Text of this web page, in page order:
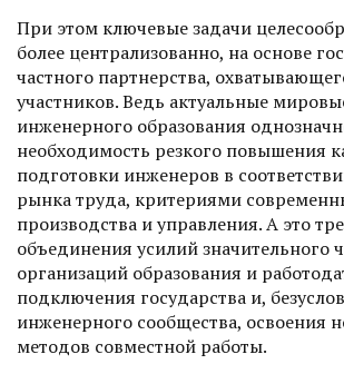
При этом ключевые задачи
более централизованно, на основе
частного партнерства,
участников. Ведь актуальные
инженерного образования
необходимость резкого повышения
подготовки инженеров в
рынка труда, критериями
производства и управления. А это
объединения усилий значительного
организаций образования и
подключения государства и,
инженерного сообщества, освоения
методов совместной работы.